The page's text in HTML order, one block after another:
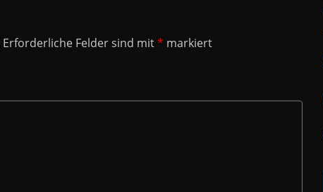
Erforderliche Felder sind mit* markiert